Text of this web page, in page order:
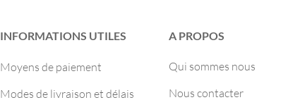
INFORMATIONS UTILES
Moyens de paiement
Modes de livraison et délais
A PROPOS
Qui sommes nous
Nous contacter